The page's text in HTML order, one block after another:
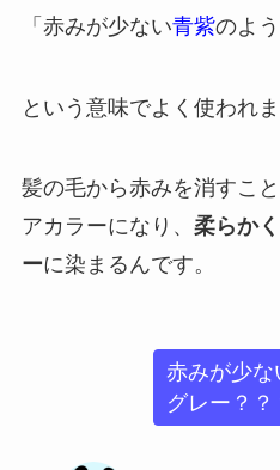
「赤みが少ない青紫のよ
という意味でよく使われま
髪の毛から赤みを消すこ
アカラーになり、 柔らか
ーに染まるんです。
赤みが少な
グレー？？